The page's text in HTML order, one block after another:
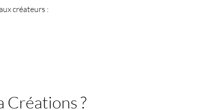
créateurs :
Créations ?